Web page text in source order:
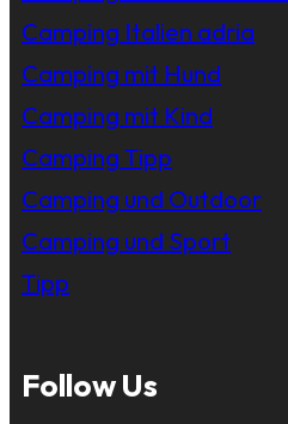
Camping Italien adria
Camping mit Hund
Camping mit Kind
Camping Tipp
Camping und Outdoor
Camping und Sport
Tipp
Follow Us